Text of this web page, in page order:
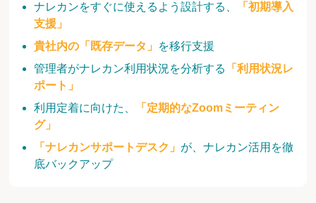
ナレカンをすぐに使えるよう設計する、
「初期導入
支援」
貴社内の「既存データ」 を移行支援
管理者がナレカン利用状況を分析する
「利用状況レ
ポート」
利用定着に向けた、
「定期的なZoomミーティン
グ」
「ナレカンサポートデスク」 が、ナレカン活用を徹
底バックアップ